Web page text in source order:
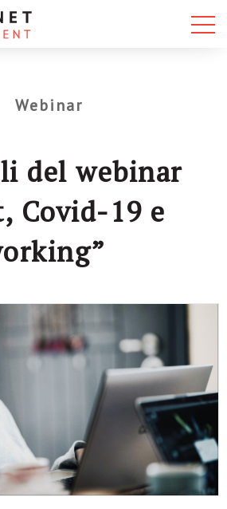
Webinar
del webinar
Covid-19 e